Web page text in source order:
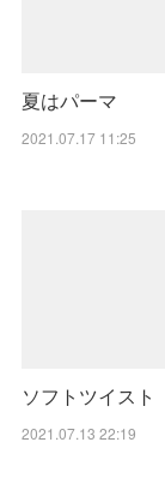
夏はパーマ
2021.07.17 11:25
ソフトツイスト
2021.07.13 22:19